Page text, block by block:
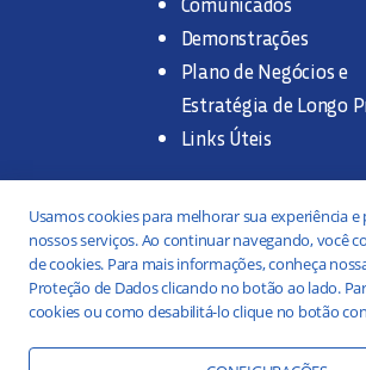
Demonstrações
Plano de Negócios e
Estratégia de Longo
Links Úteis
Trabalhe na SANASA
Concurso Público
Estágio
Usamos cookies para melhorar sua experiência e
nossos serviços. Ao continuar navegando, você
de cookies. Para mais informações, conheça
Proteção de Dados clicando no botão ao lado.
cookies ou como desabilitá-lo clique no botão